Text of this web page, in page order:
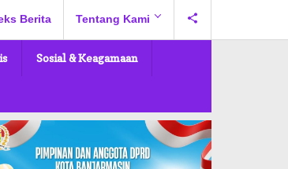
Berita Tentang Kami
Sosial & Keagamaan